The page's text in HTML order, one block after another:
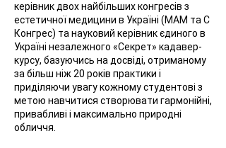
керівник двох найбільших конгресів з
естетичної медицини в Україні (МАМ та С
Конгрес) та науковий керівник єдиного в
Україні незалежного «Секрет» кадавер-
курсу, базуючись на досвіді, отриманому
за більш ніж 20 років практики і
приділяючи увагу кожному студентові з
метою навчитися створювати гармонійні,
привабливі і максимально природні
обличчя.